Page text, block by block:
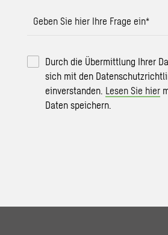
Geben Sie hier Ihre Frage ein*
Durch die Übermittlung Ihrer
sich mit den
einverstanden. Lesen Sie hier
Daten speichern.